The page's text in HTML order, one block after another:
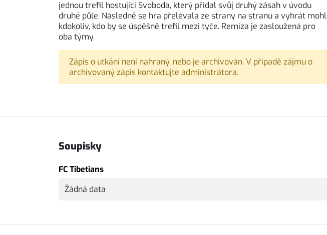
jednou trefil hostující Svoboda, který přidal svůj druhý zásah v úvodu
druhé půle. Následně se hra přelévala ze strany na stranu a vyhrát mohl
kdokoliv, kdo by se úspěšně trefil mezi tyče. Remíza je zasloužená pro
oba týmy.
Zápis o utkání není nahraný, nebo je archivován. V případě zájmu o
archivovaný zápis kontaktujte administrátora.
Soupisky
FC Tibetians
Žádná data